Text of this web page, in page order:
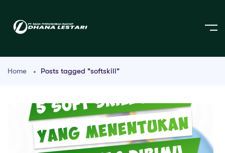
Home Posts tagged "softskill"